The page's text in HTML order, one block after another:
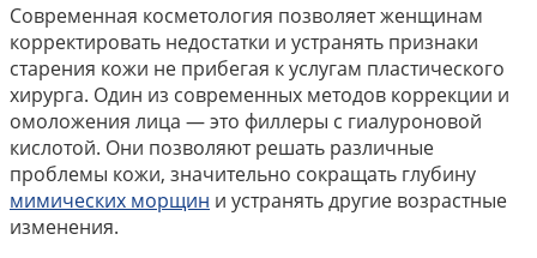
Современная косметология позволяет женщинам
корректировать недостатки и устранять признаки
старения кожи не прибегая к услугам пластического
хирурга. Один из современных методов коррекции и
омоложения лица — это филлеры с гиалуроновой
кислотой. Они позволяют решать различные
проблемы кожи, значительно сокращать глубину
мимических морщин и устранять другие возрастные
изменения.